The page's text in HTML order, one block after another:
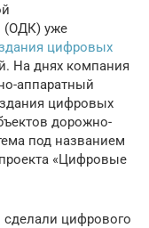
(ОДК) уже
цифровых
На днях компания
аппаратный
цифровых
дорожно-
под названием
«Цифровые
сделали цифрового